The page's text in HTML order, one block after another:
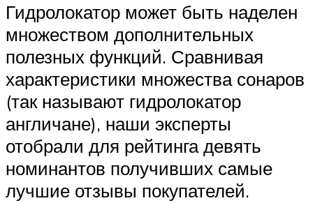
Гидролокатор может быть наделен
множеством дополнительных
полезных функций. Сравнивая
характеристики множества сонаров
(так называют гидролокатор
англичане), наши эксперты
отобрали для рейтинга девять
номинантов получивших самые
лучшие отзывы покупателей.